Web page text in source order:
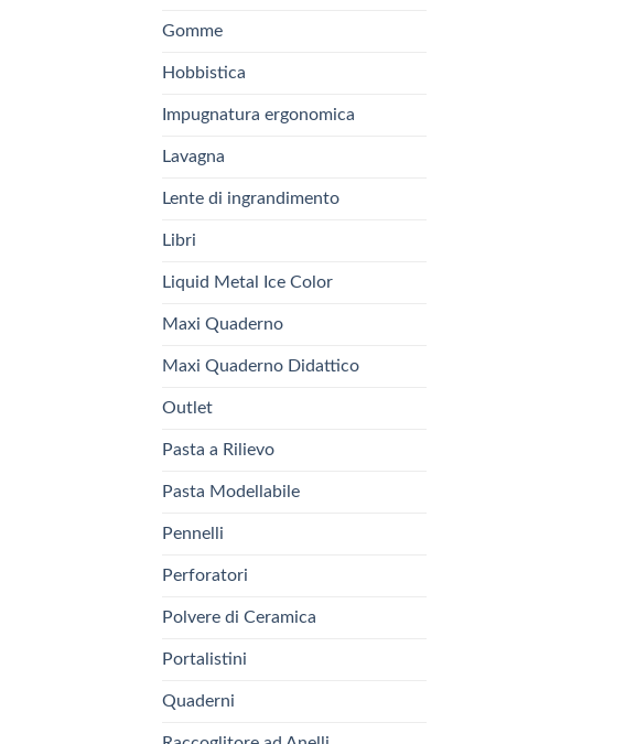
Gomme
Hobbistica
Impugnatura ergonomica
Lavagna
Lente di ingrandimento
Libri
Liquid Metal Ice Color
Maxi Quaderno
Maxi Quaderno Didattico
Outlet
Pasta a Rilievo
Pasta Modellabile
Pennelli
Perforatori
Polvere di Ceramica
Portalistini
Quaderni